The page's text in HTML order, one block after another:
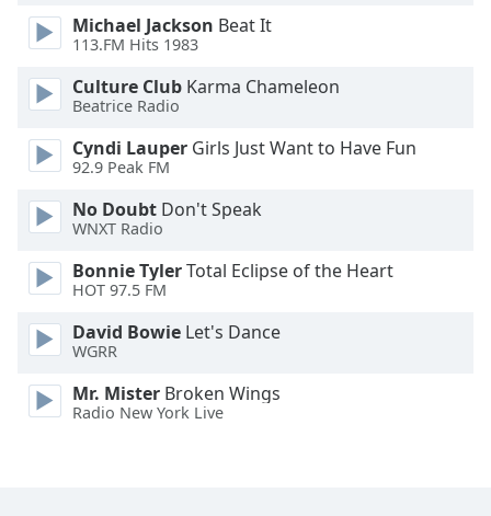
Done
Close
Dialog
End
dialog
window.
Michael Jackson Beat It
113.FM Hits 1983
Culture Club Karma Chameleon
Beatrice Radio
Cyndi Lauper Girls Just Want to Have Fun
92.9 Peak FM
No Doubt Don't Speak
WNXT Radio
Bonnie TylerTotal Eclipse of the Heart
HOT 97.5 FM
David Bowie Let's Dance
WGRR
Mr. Mister Broken Wings
Radio New York Live